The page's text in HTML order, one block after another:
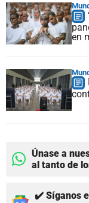
en
Únase a
al tanto de
✔️ Síganos